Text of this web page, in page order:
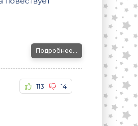
Подробнее...
113 14